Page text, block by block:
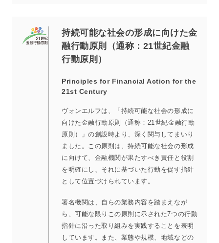
持続可能な社会の形成に向けた金
融行動原則（通称：21世紀金融
行動原則）
Principles for Financial Action for the
21st Century
ヴォンエルフは、「持続可能な社会の形成に
向けた金融行動原則（通称：21世紀金融行動
原則）」の創設時より、深く関与してまいり
ました。この原則は、持続可能な社会の形成
に向けて、金融機関が果たすべき責任と役割
を明確にし、それに基づいた行動を促す指針
として位置づけられています。
署名機関は、自らの業務内容を踏まえなが
ら、可能な限りこの原則に示された7つの行動
指針に沿った取り組みを実践することを表明
しています。また、業態や規模、地域などの